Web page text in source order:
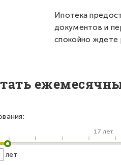
Ипотека
документов и
спокойно ждете
17 лет
лет